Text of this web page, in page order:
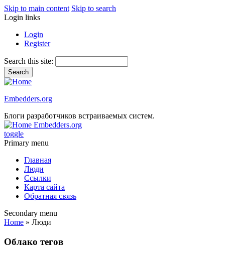
Skip to main content Skip to search
Login links
Login
Register
Search this site:
Embedders.org
Блоги разработчиков встраиваемых систем.
Embedders.org
toggle
Primary menu
Главная
Люди
Ссылки
Карта сайта
Обратная связь
Secondary menu
Home » Люди
Облако тегов